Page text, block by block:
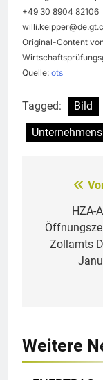
+49 30 8904 82106
Original-Content
Quelle: ots
Tagged: Bild
HZA-
Zollamts
Weitere